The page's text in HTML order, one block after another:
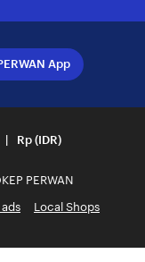
App
Rp (IDR)
PERWAN
Local Shops